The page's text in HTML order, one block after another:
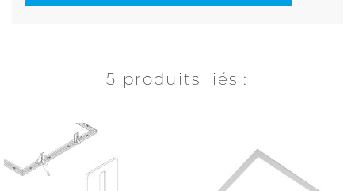
5 produits liés :